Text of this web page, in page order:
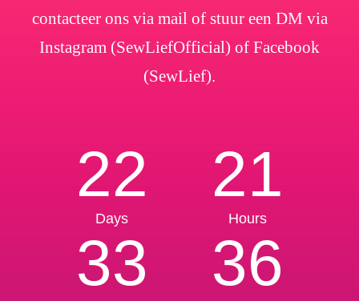
contacteer ons via mail of stuur een DM via
Instagram (SewLiefOfficial) of Facebook
(SewLief).
22
Days
21
Hours
33 36